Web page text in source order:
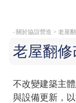
‧關於協誼營造 > 老屋
老屋翻修
不改變建築主
與設備更新，